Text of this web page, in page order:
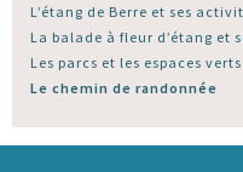
L’étang de Berre et ses
La balade à fleur d’étang et
Les parcs et les espaces verts
Le chemin de randonnée